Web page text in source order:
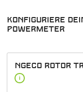
Konfiguriere
Powermeter
NGeco Rotor
i